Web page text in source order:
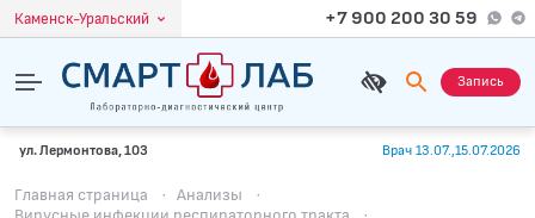
Каменск-Уральский +7 900 200 30 59
Запись
ул. Лермонтова, 103 Врач 13.07.,15.07.2026
Главная страница · Анализы
·